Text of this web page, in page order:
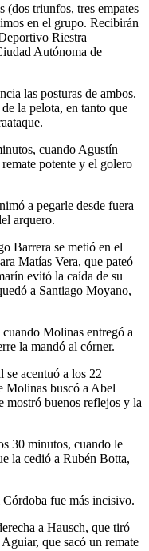
(dos triunfos, tres empates
en el grupo. Recibirán
Riestra
Autónoma de
las posturas de ambos.
la pelota, en tanto que
cuando Agustín
potente y el golero
a pegarle desde fuera
arquero.
Barrera se metió en el
Matías Vera, que pateó
evitó la caída de su
a Santiago Moyano,
Molinas entregó a
la mandó al córner.
se acentuó a los 22
Molinas buscó a Abel
mostró buenos reflejos y la
30 minutos, cuando le
la cedió a Rubén Botta,
fue más incisivo.
a Hausch, que tiró
que sacó un remate